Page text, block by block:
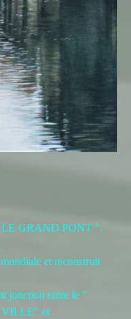
LE GRAND PONT ".
et reconstruit
jonction entre le "
et